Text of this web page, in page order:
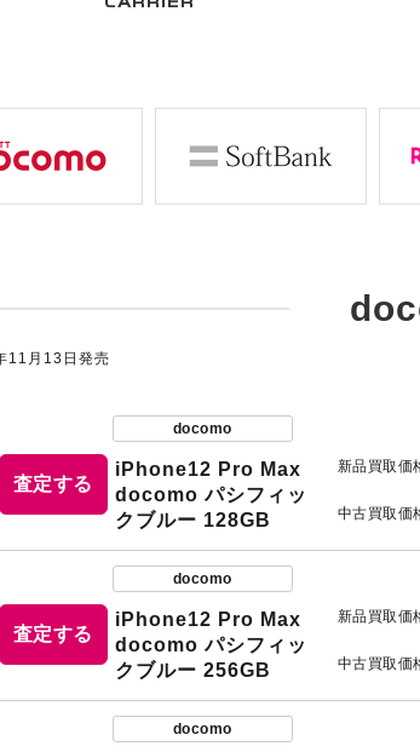
11月13日発売
査定する
査定する
docomo
iPhone12 Pro Max
docomo パシフィッ
クブルー 128GB
新品買取価
中古買取価
docomo
iPhone12 Pro Max
docomo パシフィッ
クブルー 256GB
新品買取価
中古買取価
docomo